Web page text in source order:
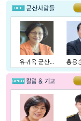
유귀옥 군산... 홍용